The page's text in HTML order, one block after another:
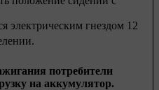
электрическим гнездом 12
потребители
на аккумулятор.